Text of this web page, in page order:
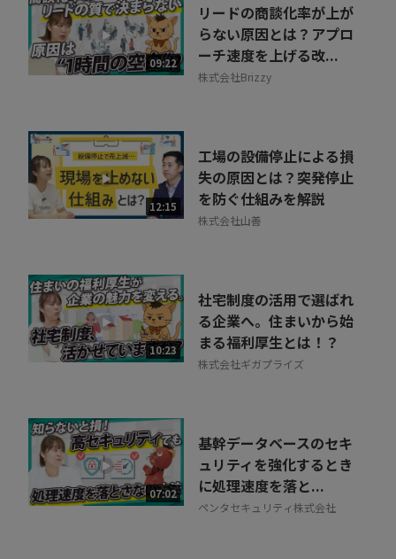
09:22
リードの商談化率が上が
らない原因とは？アプロ
ーチ速度を上げる改...
株式会社Brizzy
12:15
工場の設備停止による損
失の原因とは？突発停止
を防ぐ仕組みを解説
株式会社山善
10:23
社宅制度の活用で選ばれ
る企業へ。住まいから始
まる福利厚生とは！？
株式会社ギガプライズ
07:02
基幹データベースのセキ
ュリティを強化するとき
に処理速度を落と...
ペンタセキュリティ株式会社